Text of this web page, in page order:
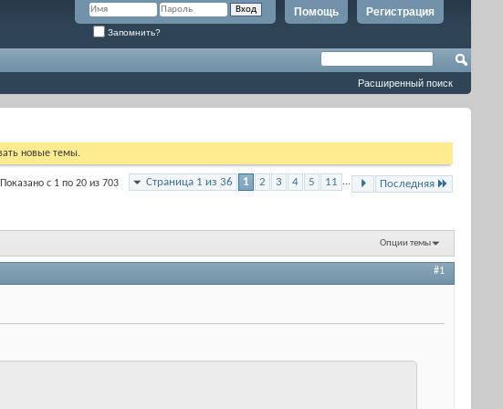
Регистрация
Помощь
Запомнить?
Расширенный поиск
новые темы.
Страница 1 из 36 1 2 3 4 5 11 ... Последняя
Показано с 1 по 20 из 703
Опции темы
#1